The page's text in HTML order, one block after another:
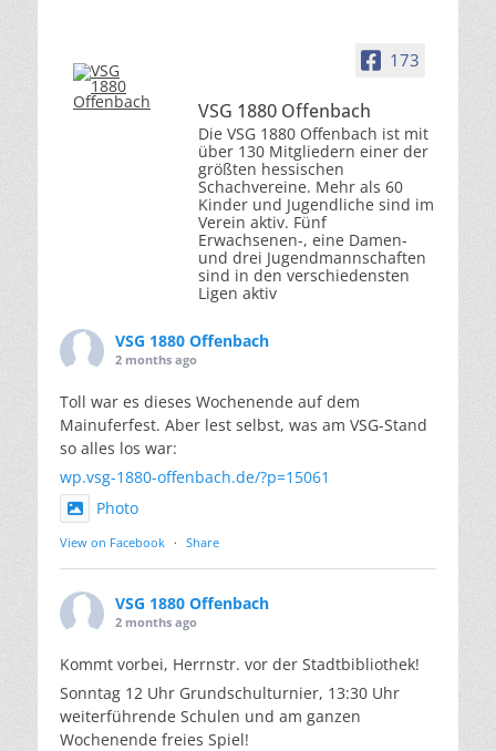
173
VSG 1880 Offenbach
Die VSG 1880 Offenbach ist mit
über 130 Mitgliedern einer der
größten hessischen
Schachvereine. Mehr als 60
Kinder und Jugendliche sind im
Verein aktiv. Fünf
Erwachsenen-, eine Damen-
und drei Jugendmannschaften
sind in den verschiedensten
Ligen aktiv
VSG 1880 Offenbach
2 months ago
Toll war es dieses Wochenende auf dem
Mainuferfest. Aber lest selbst, was am VSG-Stand
so alles los war:
wp.vsg-1880-offenbach.de/?p=15061
Photo
View on Facebook · Share
VSG 1880 Offenbach
2 months ago
Kommt vorbei, Herrnstr. vor der Stadtbibliothek!
Sonntag 12 Uhr Grundschulturnier, 13:30 Uhr
weiterführende Schulen und am ganzen
Wochenende freies Spiel!